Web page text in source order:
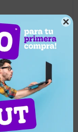

10
infantil Frozen con
de 77x117cm